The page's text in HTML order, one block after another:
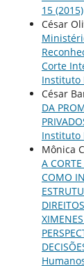
15 (2015)
César
Corte
Instituto
César
DA
Instituto
Mônica
A
COMO